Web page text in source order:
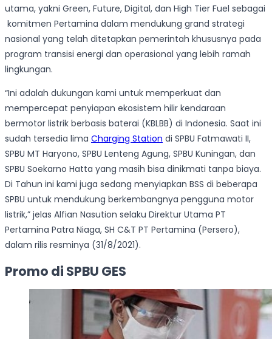
utama, yakni Green, Future, Digital, dan High Tier Fuel sebagai
komitmen Pertamina dalam mendukung grand strategi
nasional yang telah ditetapkan pemerintah khususnya pada
program transisi energi dan operasional yang lebih ramah
lingkungan.
“Ini adalah dukungan kami untuk memperkuat dan
mempercepat penyiapan ekosistem hilir kendaraan
bermotor listrik berbasis baterai (KBLBB) di Indonesia. Saat ini
sudah tersedia lima Charging Station di SPBU Fatmawati II,
SPBU MT Haryono, SPBU Lenteng Agung, SPBU Kuningan, dan
SPBU Soekarno Hatta yang masih bisa dinikmati tanpa biaya.
Di Tahun ini kami juga sedang menyiapkan BSS di beberapa
SPBU untuk mendukung berkembangnya pengguna motor
listrik,” jelas Alfian Nasution selaku Direktur Utama PT
Pertamina Patra Niaga, SH C&T PT Pertamina (Persero),
dalam rilis resminya (31/8/2021).
Promo di SPBU GES